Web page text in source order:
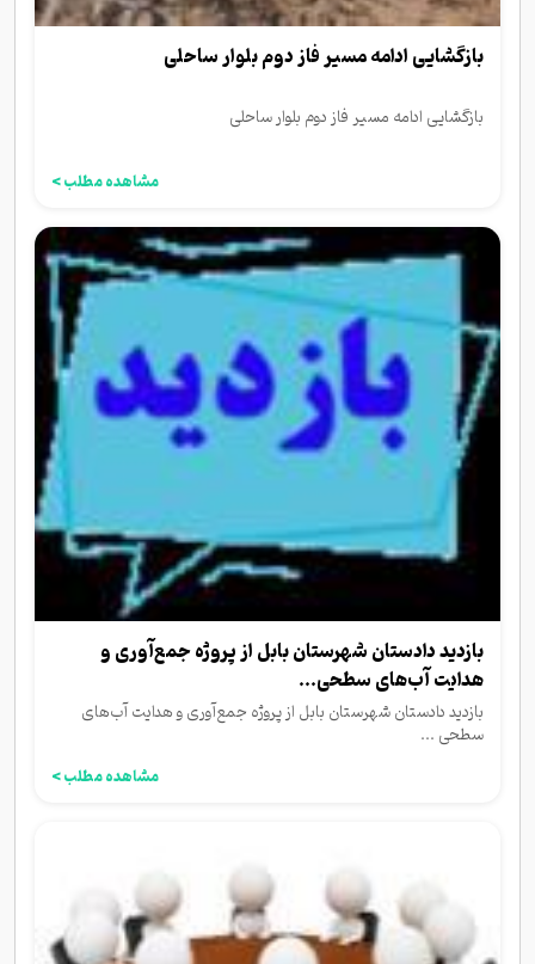
بازگشایی ادامه مسیر فاز دوم بلوار ساحلی
بازگشایی ادامه مسیر فاز دوم بلوار ساحلی
مشاهده مطلب >
بازدید دادستان شهرستان بابل از پروژه جمع‌آوری و
هدایت آب‌های سطحی...
بازدید دادستان شهرستان بابل از پروژه جمع‌آوری و هدایت آب‌های
سطحی ...
مشاهده مطلب >